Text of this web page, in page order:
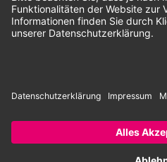
Unsere Zahlungsarten:
Rechnung SEPA-Lastschrift